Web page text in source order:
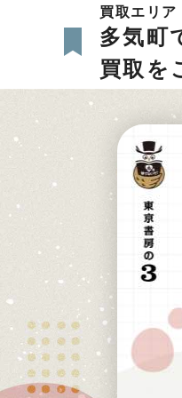
買取エリア
多気町
買取を